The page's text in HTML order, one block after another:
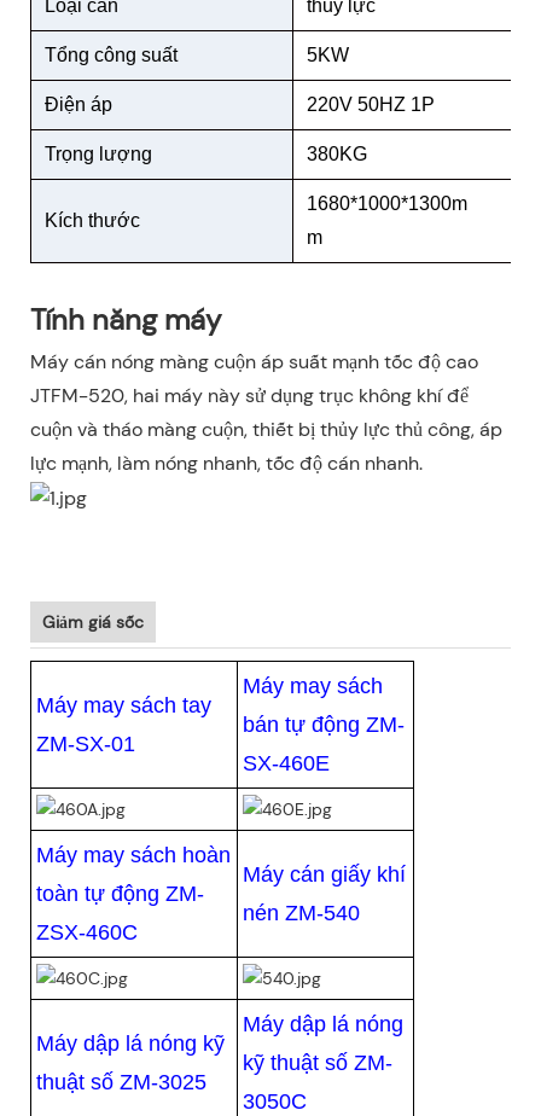
Loại cán thủy lực
Tổng công suất 5KW
Điện áp 220V 50HZ 1P
Trọng lượng 380KG
Kích thước
1680*1000*1300m
m
Tính năng máy
Máy cán nóng màng cuộn áp suất mạnh tốc độ cao
JTFM-520, hai máy này sử dụng trục không khí để
cuộn và tháo màng cuộn, thiết bị thủy lực thủ công, áp
lực mạnh, làm nóng nhanh, tốc độ cán nhanh.
Giảm giá sốc
Máy may sách tay
ZM-SX-01
Máy may sách
bán tự động ZM-
SX-460E
Máy may sách hoàn
toàn tự động ZM-
ZSX-460C
Máy cán giấy khí
nén ZM-540
Máy dập lá nóng kỹ
thuật số ZM-3025
Máy dập lá nóng
kỹ thuật số ZM-
3050C